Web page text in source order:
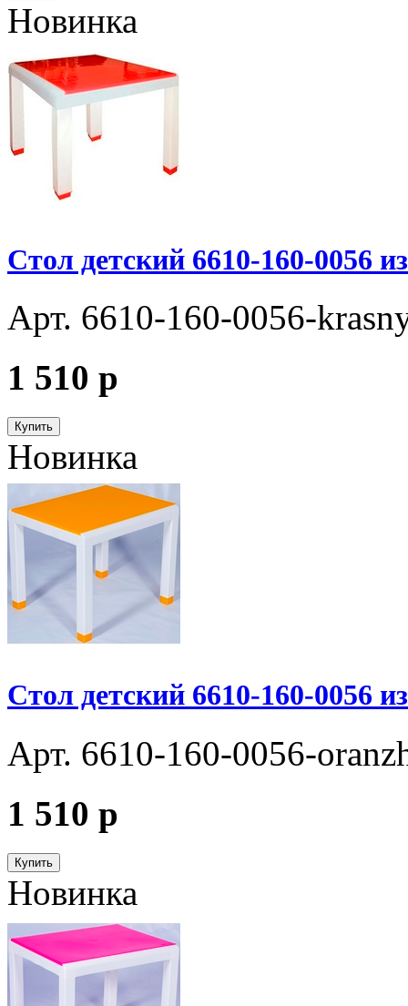
Новинка
Стол детский 6610-160-0056
Арт. 6610-160-0056-
1 510 p
Купить
Новинка
Стол детский 6610-160-0056
Арт. 6610-160-0056-
1 510 p
Купить
Новинка